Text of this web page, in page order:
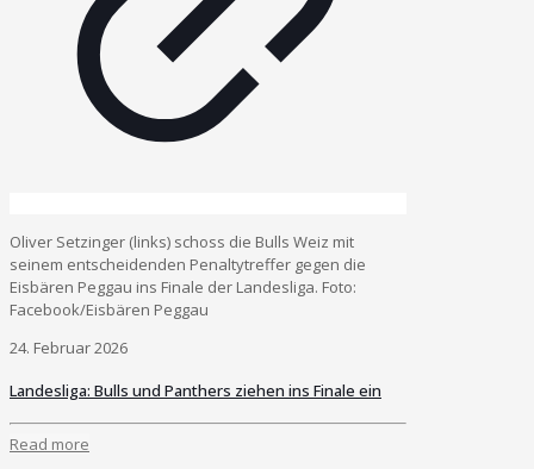
Oliver Setzinger (links) schoss die Bulls Weiz mit
seinem entscheidenden Penaltytreffer gegen die
Eisbären Peggau ins Finale der Landesliga. Foto:
Facebook/Eisbären Peggau
24. Februar 2026
Landesliga: Bulls und Panthers ziehen ins Finale ein
Read more